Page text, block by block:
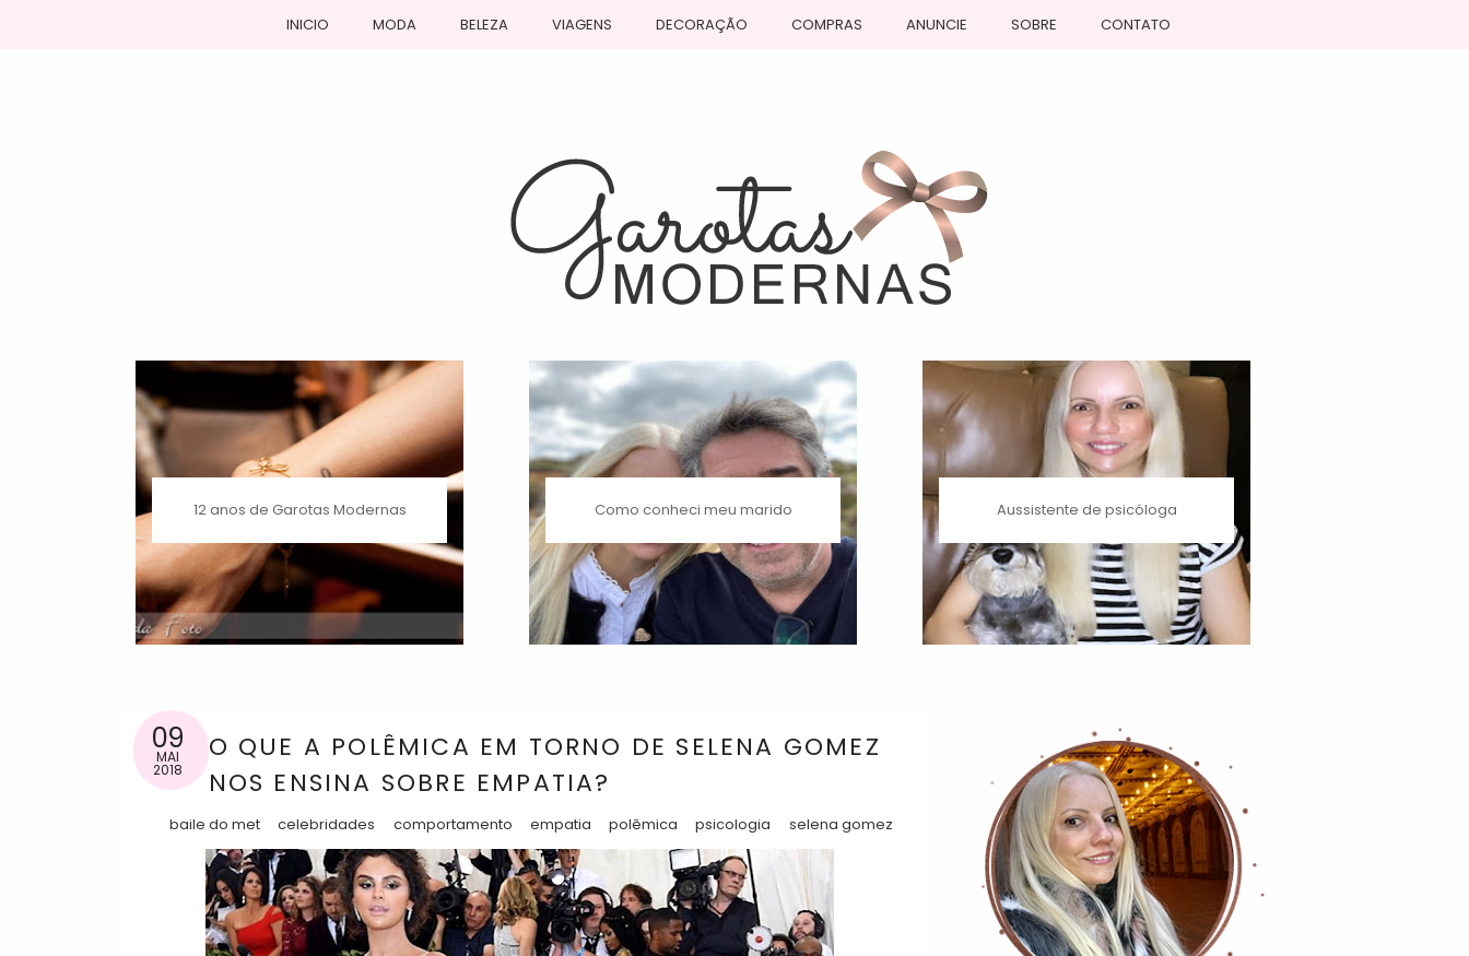
INICIO MODA BELEZA VIAGENS DECORAÇÃO COMPRAS ANUNCIE SOBRE CONTATO
12 anos de Garotas Modernas Como conheci meu marido Aussistente de psicóloga
09
MAI
2018
O QUE A POLÊMICA EM TORNO DE SELENA GOMEZ
NOS ENSINA SOBRE EMPATIA?
baile do met celebridades comportamento empatia polêmica psicologia selena gomez